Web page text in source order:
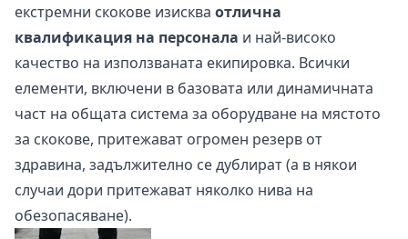
екстремни скокове изисква отлична
квалификация на персонала и най-високо
качество на използваната екипировка. Всички
елементи, включени в базовата или динамичната
част на общата система за оборудване на мястото
за скокове, притежават огромен резерв от
здравина, задължително се дублират (а в някои
случаи дори притежават няколко нива на
обезопасяване).